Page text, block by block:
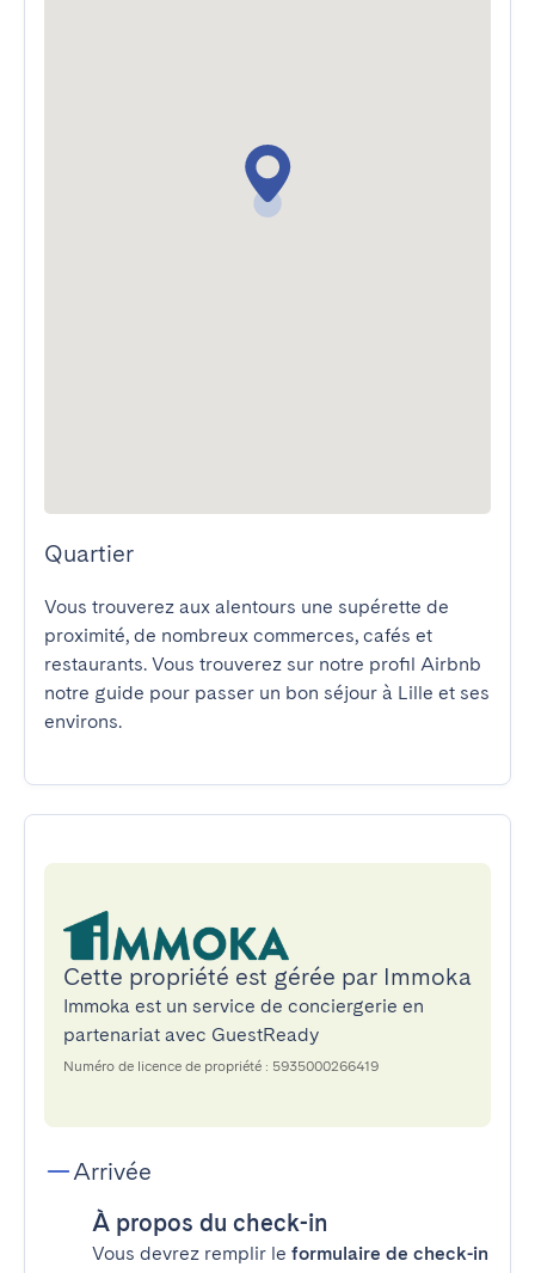
Quartier
Vous trouverez aux alentours une supérette de
proximité, de nombreux commerces, cafés et
restaurants. Vous trouverez sur notre profil Airbnb
notre guide pour passer un bon séjour à Lille et ses
environs.
Cette propriété est gérée par Immoka
Immoka est un service de conciergerie en
partenariat avec GuestReady
Numéro de licence de propriété : 5935000266419
Arrivée
À propos du check-in
Vous devrez remplir le formulaire de check-in